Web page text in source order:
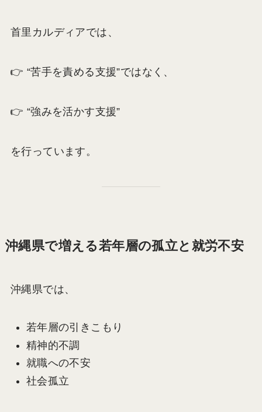
首里カルディアでは、
👉 “苦手を責める支援”ではなく、
👉 “強みを活かす支援”
を行っています。
沖縄県で増える若年層の孤立と就労不安
沖縄県では、
若年層の引きこもり
精神的不調
就職への不安
社会孤立